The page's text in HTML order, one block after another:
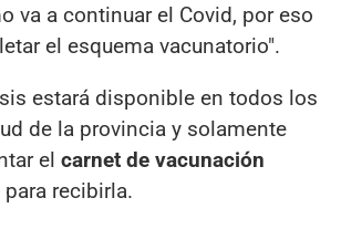
va a continuar el Covid, por eso
el esquema vacunatorio".
estará disponible en todos los
de la provincia y solamente
el carnet de vacunación
para recibirla.